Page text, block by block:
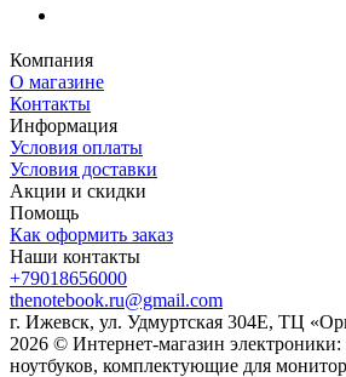
Компания
О магазине
Контакты
Информация
Условия оплаты
Условия доставки
Акции и скидки
Помощь
Как оформить заказ
Наши контакты
+79018656000
thenotebook.ru@gmail.com
г. Ижевск, ул. Удмуртская 304Е, ТЦ
2026 © Интернет-магазин электроники:
ноутбуков, комплектующие для